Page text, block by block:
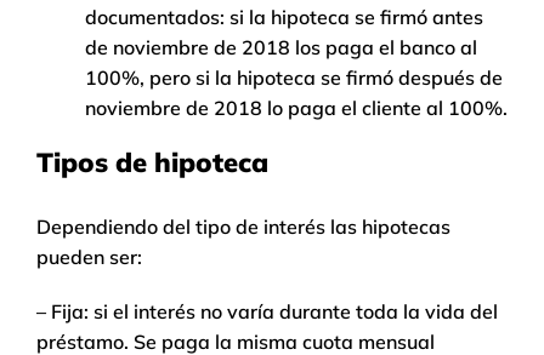
documentados: si la hipoteca se firmó antes
de noviembre de 2018 los paga el banco al
100%, pero si la hipoteca se firmó después de
noviembre de 2018 lo paga el cliente al 100%.
Tipos de hipoteca
Dependiendo del tipo de interés las hipotecas
pueden ser:
– Fija: si el interés no varía durante toda la vida del
préstamo. Se paga la misma cuota mensual